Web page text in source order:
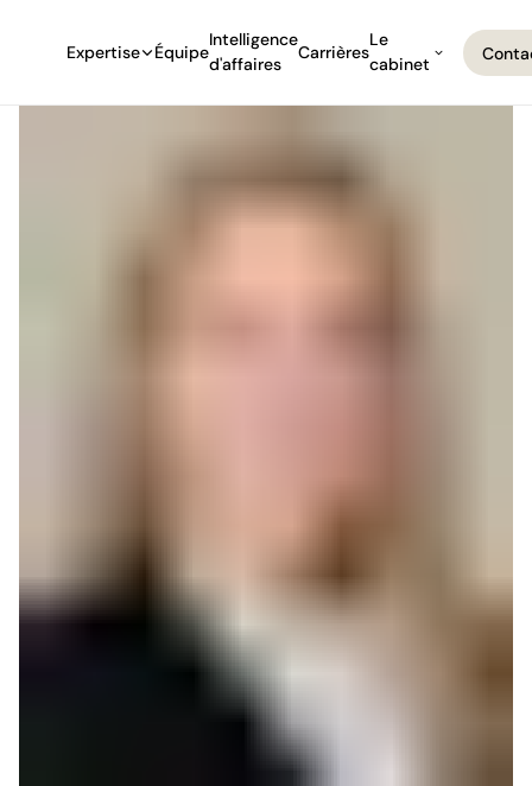
Expertise Équipe
Intelligence
d'affaires
Carrières
Le
cabinet